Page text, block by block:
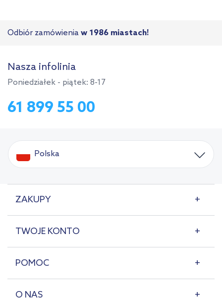
Odbiór zamówienia w 1986 miastach!
Nasza infolinia
Poniedziałek - piątek: 8-17
61 899 55 00
Polska
ZAKUPY
TWOJE KONTO
POMOC
O NAS